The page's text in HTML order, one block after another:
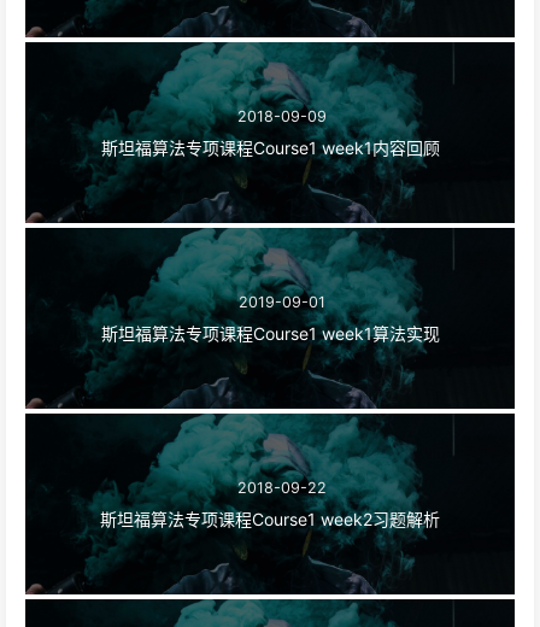
2018-09-09
斯坦福算法专项课程Course1 week1内容回顾
2019-09-01
斯坦福算法专项课程Course1 week1算法实现
2018-09-22
斯坦福算法专项课程Course1 week2习题解析